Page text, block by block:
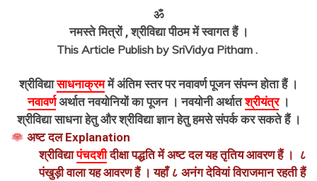
ॐ
नमस्ते मित्रों , श्रीविद्या पीठम में स्वागत हैं ।
This Article Publish by SriVidya Pitham .
श्रीविद्यासाधनाक्रममें अंतिम स्तर पर नवावर्ण पूजन संपन्न होता हैं ।
नवावर्णअर्थात नवयोनियों का पूजन । नवयोनी अर्थातश्रीयंत्र।
श्रीविद्या साधना हेतु और श्रीविद्या ज्ञान हेतु हमसे संपर्क कर सकते हैं ।
अष्ट दल Explanation
श्रीविद्यापंचदशीदीक्षा पद्धति में अष्ट दल यह तृतिय आवरण हैं । ८
पंखुड़ी वाला यह आवरण हैं । यहाँ ८ अनंग देवियां विराजमान रहती हैं